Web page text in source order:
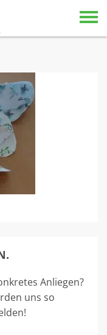
Anliegen?
uns so